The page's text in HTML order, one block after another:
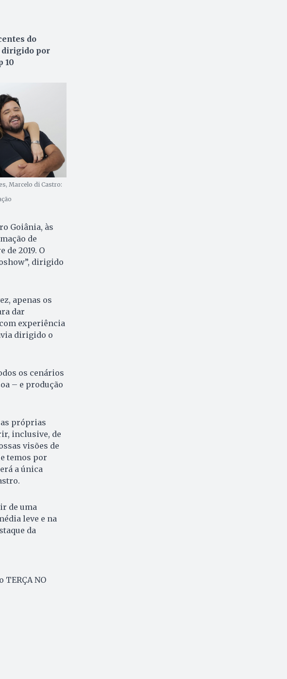
do
dirigido por
10
Marcelo di Castro:
Goiânia, às
de
2019. O
dirigido
apenas os
dar
experiência
dirigido o
os cenários
– e produção
próprias
inclusive, de
visões de
temos por
a única
de uma
leve e na
da
NO